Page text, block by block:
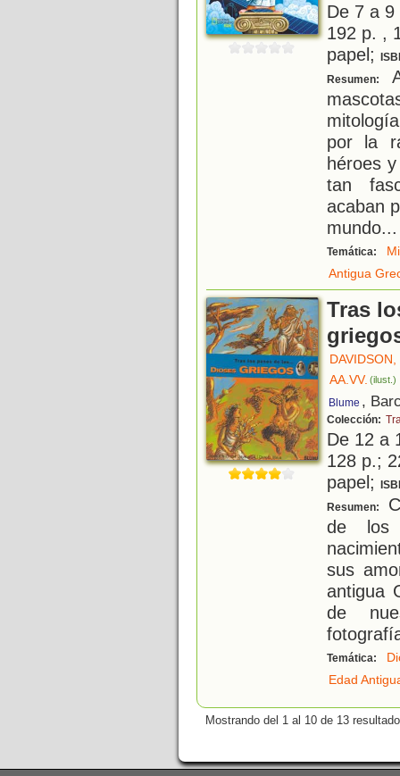
De 7 a
192 p. ,
papel;
Resumen:
por la
héroes
tan
acaban
mundo...
Temática:
Antigua
Tras
AA.VV. (ilust.)
Blume ,
Colección:
De 12 a
128 p.;
papel;
Resumen:
de los
sus
antigua
de
Temática:
Edad
Mostrando del 1 al 10 de 13